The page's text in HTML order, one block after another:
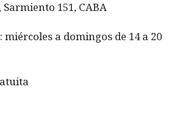
Sarmiento 151, CABA
a domingos de 14 a 20